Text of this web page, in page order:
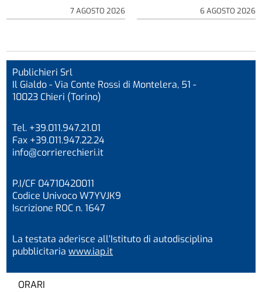
7 AGOSTO 2026 6 AGOSTO 2026
Publichieri Srl
Il Gialdo - Via Conte Rossi di Montelera, 51 -
10023 Chieri (Torino)
Tel. +39.011.947.21.01
Fax +39.011.947.22.24
info@corrierechieri.it
P.I/CF 04710420011
Codice Univoco W7YVJK9
Iscrizione ROC n. 1647
La testata aderisce all’Istituto di autodisciplina
pubblicitariawww.iap.it
ORARI